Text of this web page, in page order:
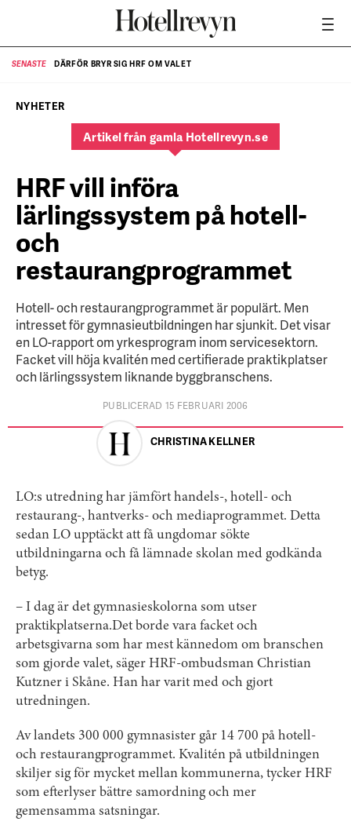
SENASTE DÄRFÖR BRYR SIG HRF OM VALET
NYHETER
Artikel från gamla Hotellrevyn.se
HRF vill införa
lärlingssystem på hotell-
och
restaurangprogrammet
Hotell- och restaurangprogrammet är populärt. Men
intresset för gymnasieutbildningen har sjunkit. Det visar
en LO-rapport om yrkesprogram inom servicesektorn.
Facket vill höja kvalitén med certifierade praktikplatser
och lärlingssystem liknande byggbranschens.
PUBLICERAD 15 FEBRUARI 2006
CHRISTINA KELLNER
LO:s utredning har jämfört handels-, hotell- och
restaurang-, hantverks- och mediaprogrammet. Detta
sedan LO upptäckt att få ungdomar sökte
utbildningarna och få lämnade skolan med godkända
betyg.
– I dag är det gymnasieskolorna som utser
praktikplatserna.Det borde vara facket och
arbetsgivarna som har mest kännedom om branschen
som gjorde valet, säger HRF-ombudsman Christian
Kutzner i Skåne. Han har varit med och gjort
utredningen.
Av landets 300 000 gymnasister går 14 700 på hotell-
och restaurangprogrammet. Kvalitén på utbildningen
skiljer sig för mycket mellan kommunerna, tycker HRF
som efterlyser bättre samordning och mer
gemensamma satsningar.